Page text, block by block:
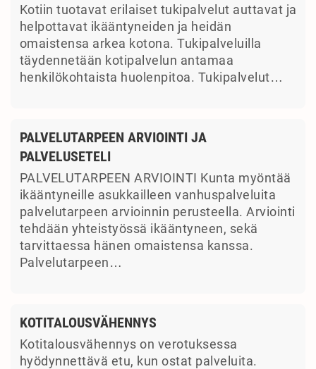
Kotiin tuotavat erilaiset tukipalvelut auttavat ja
helpottavat ikääntyneiden ja heidän
omaistensa arkea kotona. Tukipalveluilla
täydennetään kotipalvelun antamaa
henkilökohtaista huolenpitoa. Tukipalvelut…
PALVELUTARPEEN ARVIOINTI JA
PALVELUSETELI
PALVELUTARPEEN ARVIOINTI Kunta myöntää
ikääntyneille asukkailleen vanhuspalveluita
palvelutarpeen arvioinnin perusteella. Arviointi
tehdään yhteistyössä ikääntyneen, sekä
tarvittaessa hänen omaistensa kanssa.
Palvelutarpeen…
KOTITALOUSVÄHENNYS
Kotitalousvähennys on verotuksessa
hyödynnettävä etu, kun ostat palveluita.